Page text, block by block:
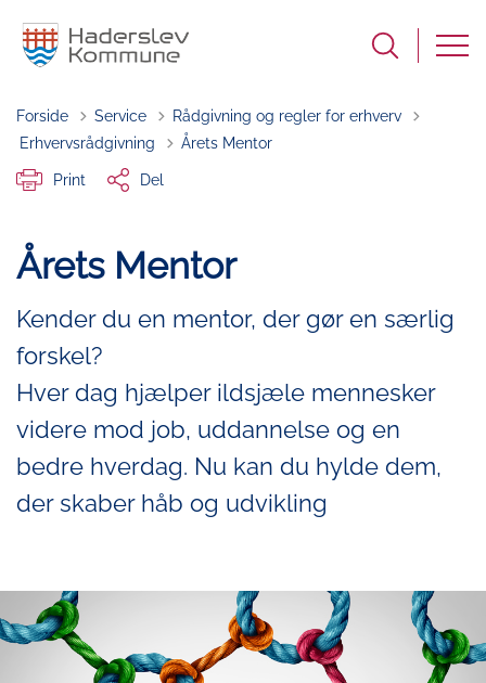
Forside Service
Rådgivning og regler for erhverv
Tilbage til
Erhvervsrådgivning Årets Mentor
Print Del
Årets Mentor
Kender du en mentor, der gør en særlig
forskel?
Hver dag hjælper ildsjæle mennesker
videre mod job, uddannelse og en
bedre hverdag. Nu kan du hylde dem,
der skaber håb og udvikling